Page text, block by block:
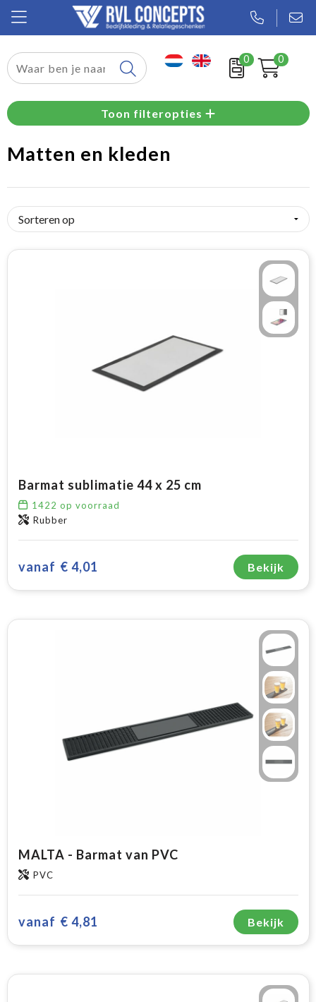
0 0
Relatiegeschenken
Tassen
Werkkleding
Toon filteropties
Matten en kleden
Barmat sublimatie 44 x 25 cm
1422 op voorraad
Rubber
vanaf € 4,01 Bekijk
MALTA - Barmat van PVC
PVC
vanaf € 4,81 Bekijk